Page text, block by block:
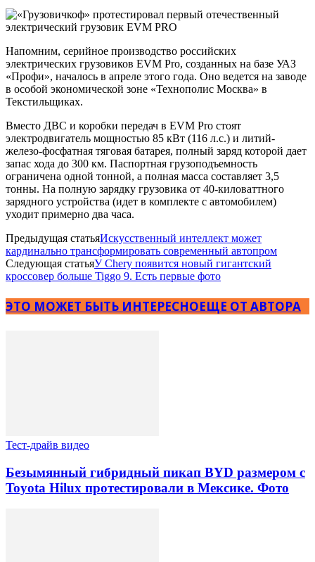
Напомним, серийное производство российских
электрических грузовиков EVM Pro, созданных на базе УАЗ
«Профи», началось в апреле этого года. Оно ведется на заводе
в особой экономической зоне «Технополис Москва» в
Текстильщиках.
Вместо ДВС и коробки передач в EVM Pro стоят
электродвигатель мощностью 85 кВт (116 л.с.) и литий-
железо-фосфатная тяговая батарея, полный заряд которой дает
запас хода до 300 км. Паспортная грузоподъемность
ограничена одной тонной, а полная масса составляет 3,5
тонны. На полную зарядку грузовика от 40-киловаттного
зарядного устройства (идет в комплекте с автомобилем)
уходит примерно два часа.
Предыдущая статьяИскусственный интеллект может
кардинально трансформировать современный автопром
Следующая статьяУ Chery появится новый гигантский
кроссовер больше Tiggo 9. Есть первые фото
ЭТО МОЖЕТ БЫТЬ ИНТЕРЕСНОЕЩЕ ОТ АВТОРА
Тест-драйв видео
Безымянный гибридный пикап BYD размером с
Toyota Hilux протестировали в Мексике. Фото